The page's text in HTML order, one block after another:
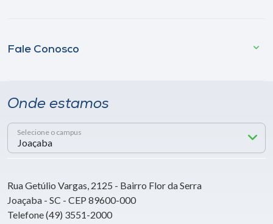
Fale Conosco
Onde estamos
Selecione o campus
Rua Getúlio Vargas, 2125 - Bairro Flor da Serra
Joaçaba - SC - CEP 89600-000
Telefone (49) 3551-2000